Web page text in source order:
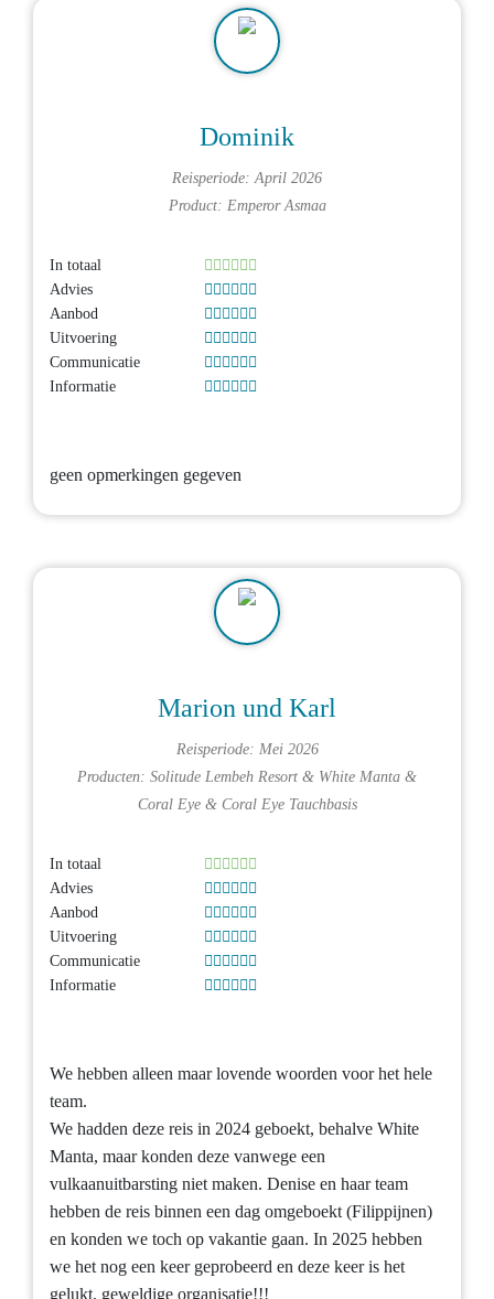
Dominik
Reisperiode: April 2026
Product: Emperor Asmaa
In totaal
Advies
Aanbod
Uitvoering
Communicatie
Informatie
geen opmerkingen gegeven
Marion und Karl
Reisperiode: Mei 2026
Producten: Solitude Lembeh Resort & White Manta &
Coral Eye& Coral Eye Tauchbasis
In totaal
Advies
Aanbod
Uitvoering
Communicatie
Informatie
We hebben alleen maar lovende woorden voor het hele
team.
We hadden deze reis in 2024 geboekt, behalve White
Manta, maar konden deze vanwege een
vulkaanuitbarsting niet maken. Denise en haar team
hebben de reis binnen een dag omgeboekt (Filippijnen)
en konden we toch op vakantie gaan. In 2025 hebben
we het nog een keer geprobeerd en deze keer is het
gelukt, geweldige organisatie!!!